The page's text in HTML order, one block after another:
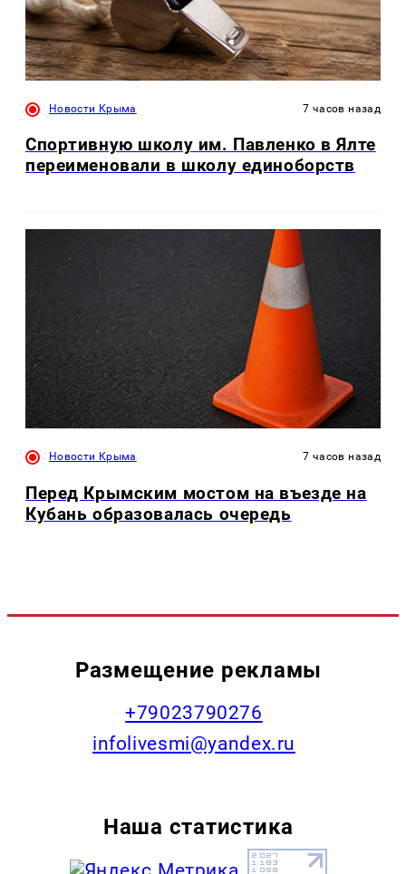
Новости Крыма 7 часов назад
Спортивную школу им. Павленко в Ялте
переименовали в школу единоборств
Новости Крыма 7 часов назад
Перед Крымским мостом на въезде на
Кубань образовалась очередь
Размещение рекламы
+79023790276
infolivesmi@yandex.ru
Наша статистика